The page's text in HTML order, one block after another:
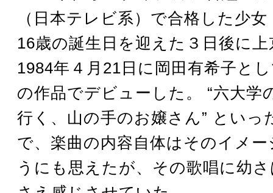
（日本テレビ系）で合格した少
16歳の誕生日を迎えた３日後に
1984年４月21日に岡田有希子と
の作品でデビューした。 “六大学
行く、山の手のお嬢さん” といっ
で、楽曲の内容自体はそのイメ
うにも思えたが、その歌唱に幼